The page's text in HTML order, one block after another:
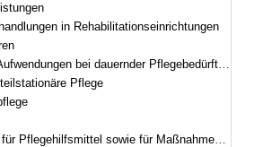
in Rehabilitationseinrichtungen
bei dauernder Pflegebedürftigkeit
Pflege
sowie für Maßnahmen zur Verbesserung des individuellen Wohnumfelds